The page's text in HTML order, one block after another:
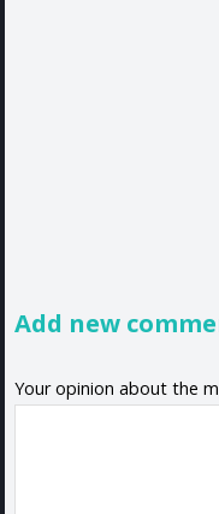
Add new
Your opinion about the